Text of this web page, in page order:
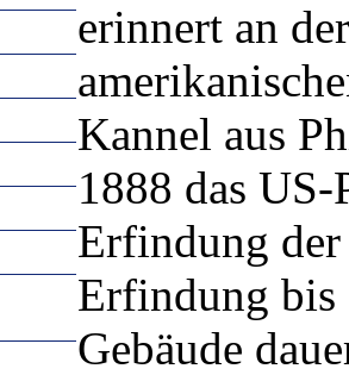
erinnert an
Kannel aus
1888 das
Erfindung
Erfindung bis
Gebäude